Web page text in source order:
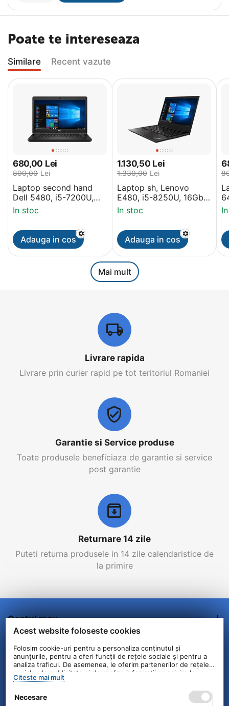
Poate te intereseaza
Similare Recent vazute
680,00 Lei
800,00 Lei
Laptop second hand
Dell 5480, i5-7200U,
8Gb, SSD 256Gb,
14inch Display
In stoc
Adauga in cos
1.130,50 Lei
1.330,00 Lei
Laptop sh, Lenovo
E480, i5-8250U, 16Gb,
256Gb M2, 14 inch
Grad A- Display
In stoc
Adauga in cos
Mai mult
Livrare rapida
Livrare prin curier rapid pe tot teritoriul Romaniei
Garantie si Service produse
Toate produsele beneficiaza de garantie si service
post garantie
Returnare 14 zile
Puteti returna produsele in 14 zile calendaristice de
la primire
Contul meu
Comenzi/Livrare
Informatii clienti
Contact
Acest website foloseste cookies
Folosim cookie-uri pentru a personaliza conținutul și
anunțurile, pentru a oferi funcții de rețele sociale și pentru a
analiza traficul. De asemenea, le oferim partenerilor de rețele
sociale, de publicitate și de analize informații cu privire la
modul în care folosiți site-ul nostru. Aceștia le pot combina cu
serviciilor lor.
Citeste mai mult
Necesare